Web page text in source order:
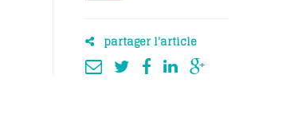
partager l'article